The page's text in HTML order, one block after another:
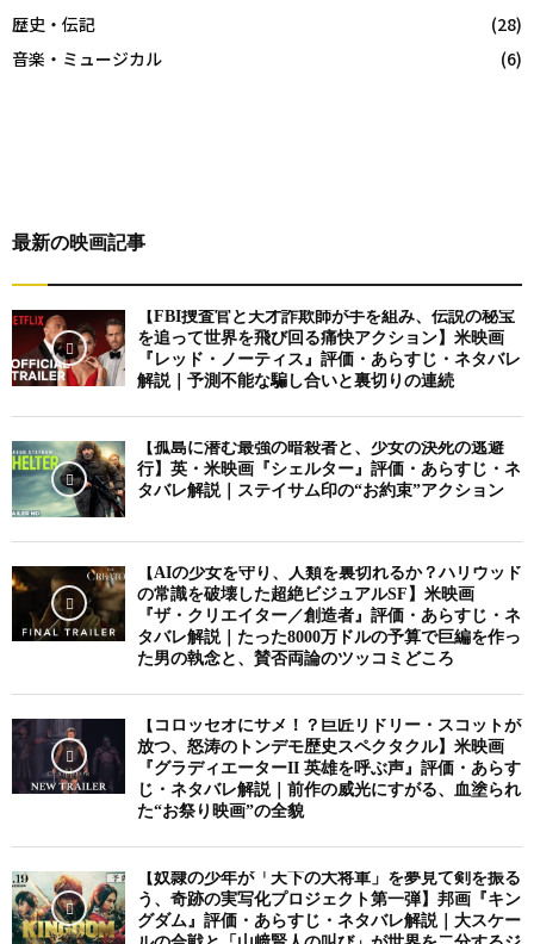
歴史・伝記
(28)
音楽・ミュージカル
(6)
最新の映画記事
【FBI捜査官と天才詐欺師が手を組み、伝説の秘宝
を追って世界を飛び回る痛快アクション】米映画
『レッド・ノーティス』評価・あらすじ・ネタバレ
解説｜予測不能な騙し合いと裏切りの連続
【孤島に潜む最強の暗殺者と、少女の決死の逃避
行】英・米映画『シェルター』評価・あらすじ・ネ
タバレ解説｜ステイサム印の“お約束”アクション
【AIの少女を守り、人類を裏切れるか？ハリウッド
の常識を破壊した超絶ビジュアルSF】米映画
『ザ・クリエイター／創造者』評価・あらすじ・ネ
タバレ解説｜たった8000万ドルの予算で巨編を作っ
た男の執念と、賛否両論のツッコミどころ
【コロッセオにサメ！？巨匠リドリー・スコットが
放つ、怒涛のトンデモ歴史スペクタクル】米映画
『グラディエーターII 英雄を呼ぶ声』評価・あらす
じ・ネタバレ解説｜前作の威光にすがる、血塗られ
た“お祭り映画”の全貌
【奴隷の少年が「天下の大将軍」を夢見て剣を振る
う、奇跡の実写化プロジェクト第一弾】邦画『キン
グダム』評価・あらすじ・ネタバレ解説｜大スケー